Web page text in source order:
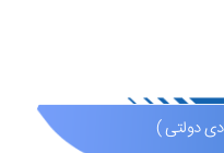
دولتی )